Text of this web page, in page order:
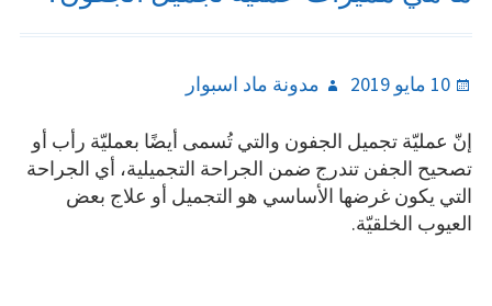
Posted
10 مايو 2019 Author
مدونة ماد اسبوار
إنّ عمليّة تجميل الجفون والتي تُسمى أيضًا بعمليّة رأب أو
تصحيح الجفن تندرج ضمن الجراحة التجميلية، أي الجراحة
التي يكون غرضها الأساسي هو التجميل أو علاج بعض
العيوب الخلقيّة.